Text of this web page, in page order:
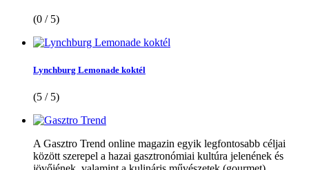
(0 / 5)
Lynchburg Lemonade koktél
(5 / 5)
A Gasztro Trend online magazin egyik legfontosabb céljai
között szerepel a hazai gasztronómiai kultúra jelenének és